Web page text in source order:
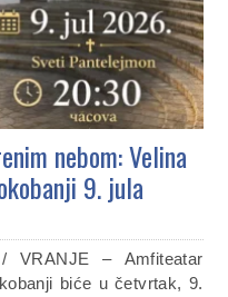
nebom: Velina
9. jula
VRANJE – Amfiteatar
biće u četvrtak, 9.